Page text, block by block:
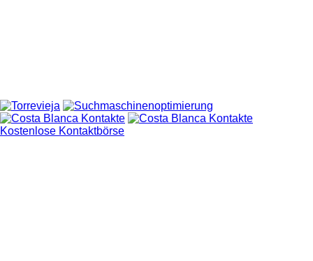
Kostenlose Kontaktbörse